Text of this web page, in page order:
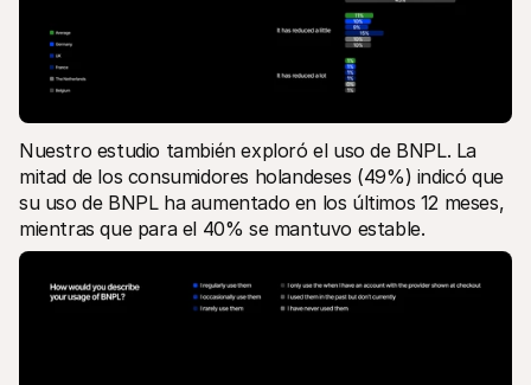
Nuestro estudio también exploró el uso de BNPL. La
mitad de los consumidores holandeses (49%) indicó que
su uso de BNPL ha aumentado en los últimos 12 meses,
mientras que para el 40% se mantuvo estable.